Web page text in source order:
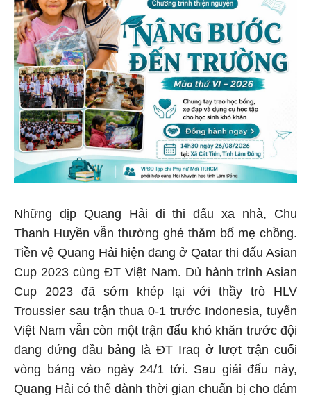
Những dịp Quang Hải đi thi đấu xa nhà, Chu
Thanh Huyền vẫn thường ghé thăm bố mẹ chồng.
Tiền vệ Quang Hải hiện đang ở Qatar thi đấu Asian
Cup 2023 cùng ĐT Việt Nam. Dù hành trình Asian
Cup 2023 đã sớm khép lại với thầy trò HLV
Troussier sau trận thua 0-1 trước Indonesia, tuyển
Việt Nam vẫn còn một trận đấu khó khăn trước đội
đang đứng đầu bảng là ĐT Iraq ở lượt trận cuối
vòng bảng vào ngày 24/1 tới. Sau giải đấu này,
Quang Hải có thể dành thời gian chuẩn bị cho đám